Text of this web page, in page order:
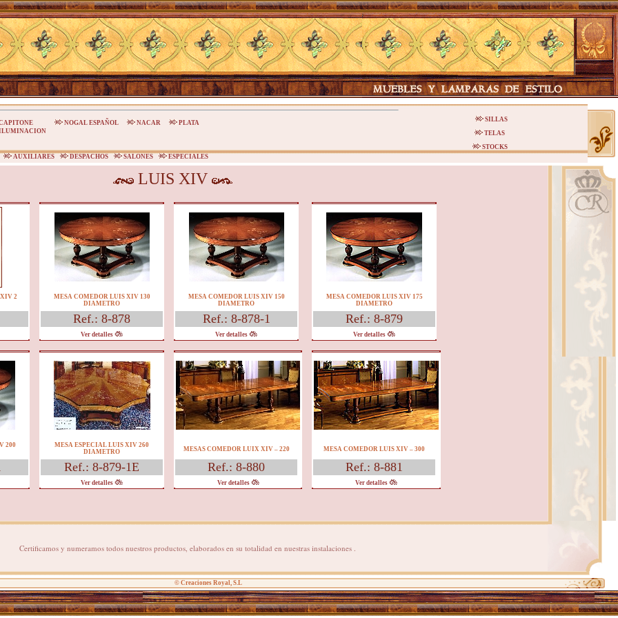
NOGAL ESPAÑOL NACAR
PLATA
AUXILIARES DESPACHOS SALONES ESPECIALES
SILLAS
TELAS
STOCKS
LUIS XIV
2
MESA COMEDOR LUIS XIV 130
DIAMETRO
Ref.: 8-878
Ver detalles
MESA COMEDOR LUIS XIV 150
DIAMETRO
Ref.: 8-878-1
Ver detalles
MESA COMEDOR LUIS XIV 175
DIAMETRO
Ref.: 8-879
Ver detalles
200
MESA ESPECIAL LUIS XIV 260
DIAMETRO
Ref.: 8-879-1E
Ver detalles
MESAS COMEDOR LUIX XIV – 220
Ref.: 8-880
Ver detalles
MESA COMEDOR LUIS XIV – 300
Ref.: 8-881
Ver detalles
Certificamos y numeramos todos nuestros productos, elaborados en su totalidad en nuestras instalaciones .
© Creaciones Royal, S.L